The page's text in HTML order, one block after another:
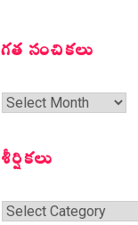
గత సంచికలు
గత
శీర్షికలు
శీర్షికలు